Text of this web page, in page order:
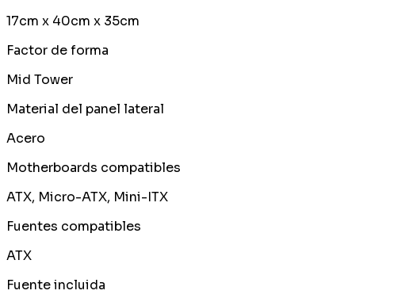
17cm x 40cm x 35cm
Factor de forma
Mid Tower
Material del panel lateral
Acero
Motherboards compatibles
ATX, Micro-ATX, Mini-ITX
Fuentes compatibles
ATX
Fuente incluida